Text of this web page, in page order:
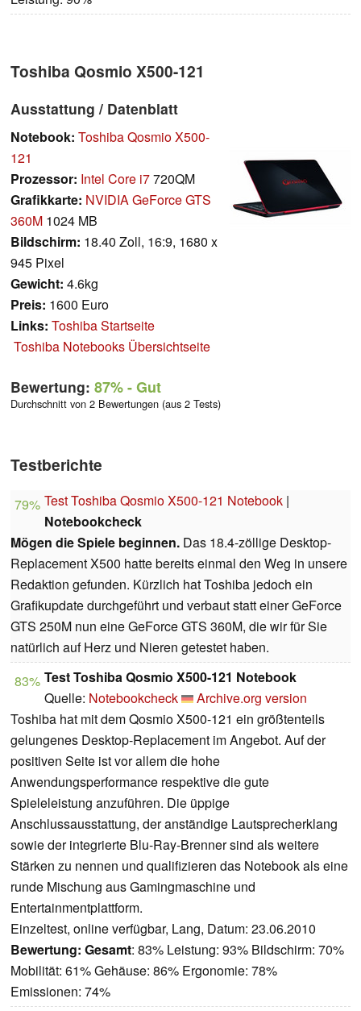
Toshiba Qosmio X500-121
Ausstattung / Datenblatt
Notebook: Toshiba Qosmio X500-
121
Prozessor: Intel Core i7720QM
Grafikkarte: NVIDIA GeForce GTS
360M 1024 MB
Bildschirm: 18.40 Zoll, 16:9, 1680 x
945 Pixel
Gewicht: 4.6kg
Preis: 1600 Euro
Links: Toshiba Startseite
Toshiba Notebooks Übersichtseite
Bewertung: 87%- Gut
Durchschnitt von 2 Bewertungen (aus 2 Tests)
Testberichte
79% Test Toshiba Qosmio X500-121 Notebook |
Notebookcheck
Mögen die Spiele beginnen. Das 18.4-zöllige Desktop-
Replacement X500 hatte bereits einmal den Weg in unsere
Redaktion gefunden. Kürzlich hat Toshiba jedoch ein
Grafikupdate durchgeführt und verbaut statt einer GeForce
GTS 250M nun eine GeForce GTS 360M, die wir für Sie
natürlich auf Herz und Nieren getestet haben.
83% Test Toshiba Qosmio X500-121 Notebook
Quelle: Notebookcheck
Archive.org version
Toshiba hat mit dem Qosmio X500-121 ein größtenteils
gelungenes Desktop-Replacement im Angebot. Auf der
positiven Seite ist vor allem die hohe
Anwendungsperformance respektive die gute
Spieleleistung anzuführen. Die üppige
Anschlussausstattung, der anständige Lautsprecherklang
sowie der integrierte Blu-Ray-Brenner sind als weitere
Stärken zu nennen und qualifizieren das Notebook als eine
runde Mischung aus Gamingmaschine und
Entertainmentplattform.
Einzeltest, online verfügbar, Lang, Datum: 23.06.2010
Bewertung: Gesamt: 83% Leistung: 93% Bildschirm: 70%
Mobilität: 61% Gehäuse: 86% Ergonomie: 78%
Emissionen: 74%